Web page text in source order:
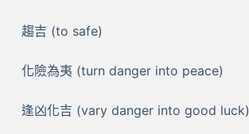
趨吉 (to safe)
化險為夷 (turn danger into peace)
逢凶化吉 (vary danger into good luck)